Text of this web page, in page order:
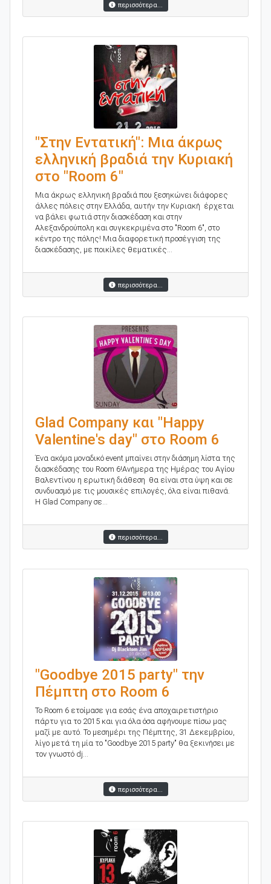
περισσότερα...
"Στην Εντατική": Μια άκρως
ελληνική βραδιά την Κυριακή
στο "Room 6"
Μια άκρως ελληνική βραδιά που ξεσηκώνει διάφορες
άλλες πόλεις στην Ελλάδα, αυτήν την Κυριακή έρχεται
να βάλει φωτιά στην διασκέδαση και στην
Αλεξανδρούπολη και συγκεκριμένα στο "Room 6", στο
κέντρο της πόλης! Μια διαφορετική προσέγγιση της
διασκέδασης, με ποικίλες θεματικές...
περισσότερα...
Glad Company και "Happy
Valentine's day" στο Room 6
Ένα ακόμα μοναδικό event μπαίνει στην διάσημη λίστα της
διασκέδασης του Room 6!Aνήμερα της Ημέρας του Αγίου
Βαλεντίνου η ερωτική διάθεση θα είναι στα ύψη και σε
συνδυασμό με τις μουσικές επιλογές, όλα είναι πιθανά.
H Glad Company σε...
περισσότερα...
"Goodbye 2015 party" την
Πέμπτη στο Room 6
To Room 6 ετοίμασε για εσάς ένα αποχαιρετιστήριο
πάρτυ για το 2015 και για όλα όσα αφήνουμε πίσω μας
μαζί με αυτό. Το μεσημέρι της Πέμπτης, 31 Δεκεμβρίου,
λίγο μετά τη μία το "Goodbye 2015 party" θα ξεκινήσει με
τον γνωστό dj...
περισσότερα...